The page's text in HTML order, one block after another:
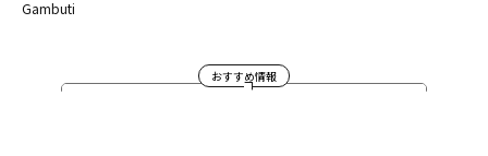
Gambuti
おすすめ情報